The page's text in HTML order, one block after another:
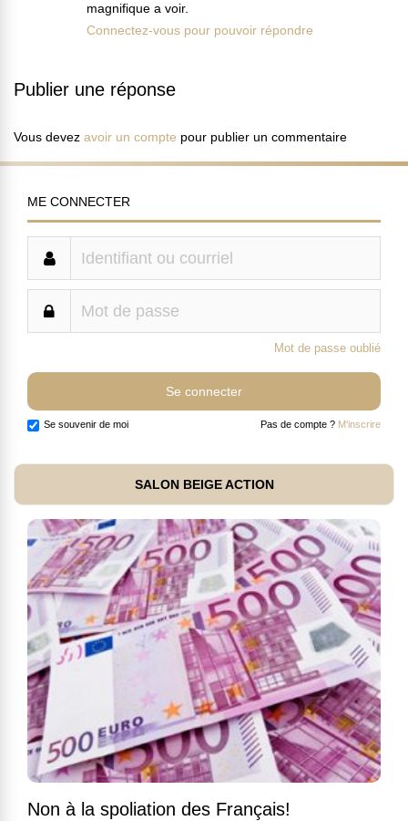
magnifique a voir.
Connectez-vous pour pouvoir répondre
Publier une réponse
Vous devez avoir un compte pour publier un commentaire
ME CONNECTER
Mot de passe oublié
Se souvenir de moi Pas de compte ? M'inscrire
SALON BEIGE ACTION
Non à la spoliation des Français!